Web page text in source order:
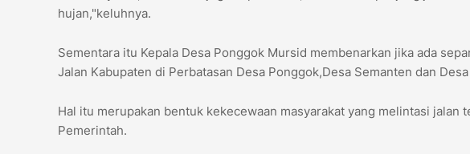
hujan,"keluhnya.
Sementara itu Kepala Desa Ponggok Mursid membenarkan jika ada
Jalan Kabupaten di Perbatasan Desa Ponggok,Desa Semanten dan
Hal itu merupakan bentuk kekecewaan masyarakat yang melintasi jalan
Pemerintah.